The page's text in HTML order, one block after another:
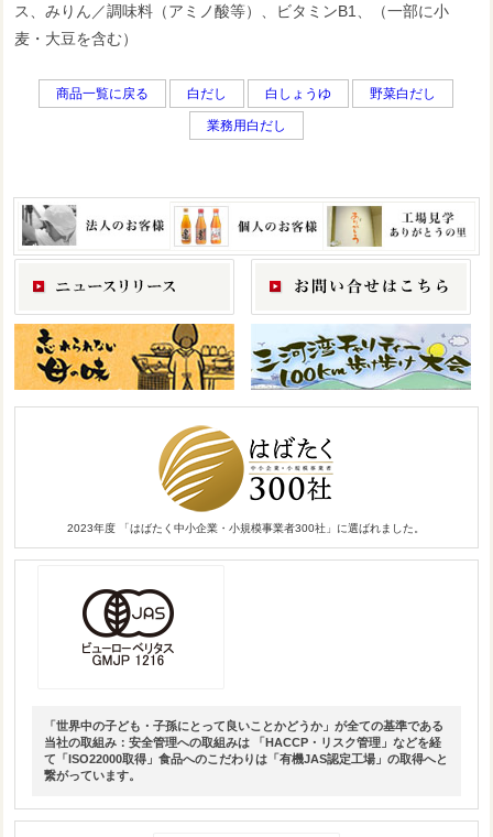
ス、みりん／調味料（アミノ酸等）、ビタミンB1、（一部に小
麦・大豆を含む）
商品一覧に戻る 白だし 白しょうゆ 野菜白だし
業務用白だし
2023年度 「はばたく中小企業・小規模事業者300社」に選ばれました。
「世界中の子ども・子孫にとって良いことかどうか」が全ての基準である
当社の取組み：安全管理への取組みは 「HACCP・リスク管理」などを経
て「ISO22000取得」食品へのこだわりは「有機JAS認定工場」の取得へと
繋がっています。